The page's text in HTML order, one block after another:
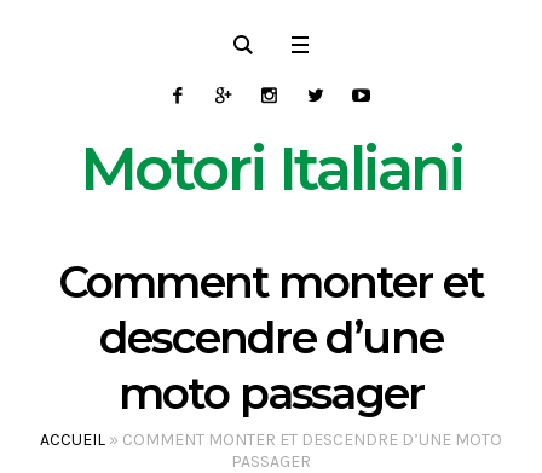
Motori Italiani
Comment monter et
descendre d’une
moto passager
ACCUEIL » COMMENT MONTER ET DESCENDRE D’UNE MOTO
PASSAGER